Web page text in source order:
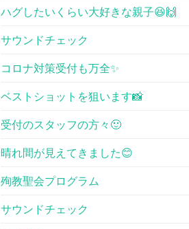
ハグしたいくらい大好きな親子😆🙌
サウンドチェック
コロナ対策受付も万全✨
ベストショットを狙います📸
受付のスタッフの方々🙂
晴れ間が見えてきました😊
殉教聖会プログラム
サウンドチェック